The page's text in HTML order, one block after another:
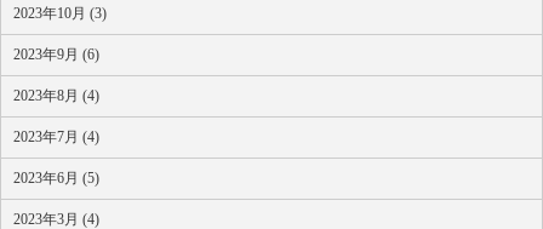
2023年10月 (3)
2023年9月 (6)
2023年8月 (4)
2023年7月 (4)
2023年6月 (5)
2023年3月 (4)